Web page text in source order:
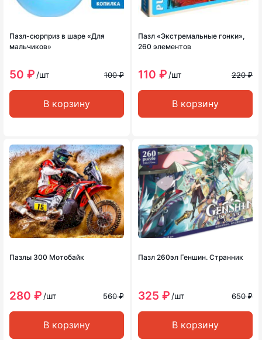
Пазл-сюрприз в шаре «Для
мальчиков»
50 ₽ /шт 100 ₽
В корзину
Пазл «Экстремальные гонки»,
260 элементов
110 ₽ /шт 220 ₽
В корзину
Пазлы 300 Мотобайк
280 ₽ /шт 560 ₽
В корзину
Пазл 260эл Геншин. Странник
325 ₽ /шт 650 ₽
В корзину